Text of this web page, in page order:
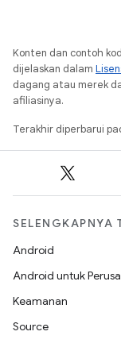
Konten dan contoh
dijelaskan dalam
dagang atau merek
afiliasinya.
Terakhir diperbarui
SELENGKAPNYA
Android
Android untuk
Keamanan
Source